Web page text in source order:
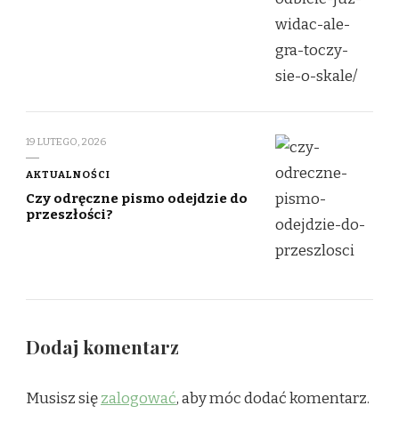
19 LUTEGO, 2026
AKTUALNOŚCI
Czy odręczne pismo odejdzie do
przeszłości?
Dodaj komentarz
Musisz sięzalogować, aby móc dodać komentarz.